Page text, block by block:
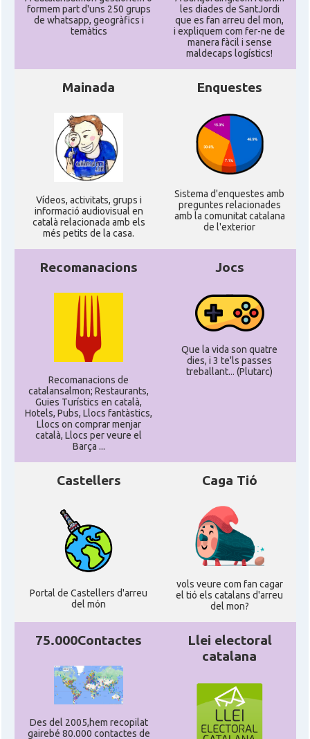
formem part d'uns 250 grups
de whatsapp, geogràfics i
temàtics
les diades de SantJordi
que es fan arreu del mon,
i expliquem com fer-ne de
manera fàcil i sense
maldecaps logí­stics!
Mainada
Ví­deos, activitats, grups i
informació audiovisual en
català relacionada amb els
més petits de la casa.
Enquestes
Sistema d'enquestes amb
preguntes relacionades
amb la comunitat catalana
de l'exterior
Recomanacions
Recomanacions de
catalansalmon; Restaurants,
Guies Turístics en català,
Hotels, Pubs, Llocs fantàstics,
Llocs on comprar menjar
català, Llocs per veure el
Barça ...
Jocs
Que la vida son quatre
dies, i 3 te'ls passes
treballant... (Plutarc)
Castellers
Portal de Castellers d'arreu
del món
Caga Tió
vols veure com fan cagar
el tió els catalans d'arreu
del mon?
75.000Contactes
Des del 2005,hem recopilat
gairebé 80.000 contactes de
Llei electoral
catalana